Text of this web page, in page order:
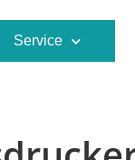
Service